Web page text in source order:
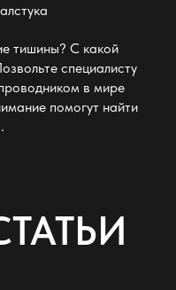
тишины? С какой
специалисту
в мире
помогут найти